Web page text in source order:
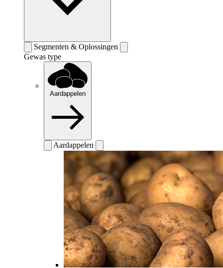
Segmenten & Oplossingen
Gewas type
Aardappelen
Aardappelen